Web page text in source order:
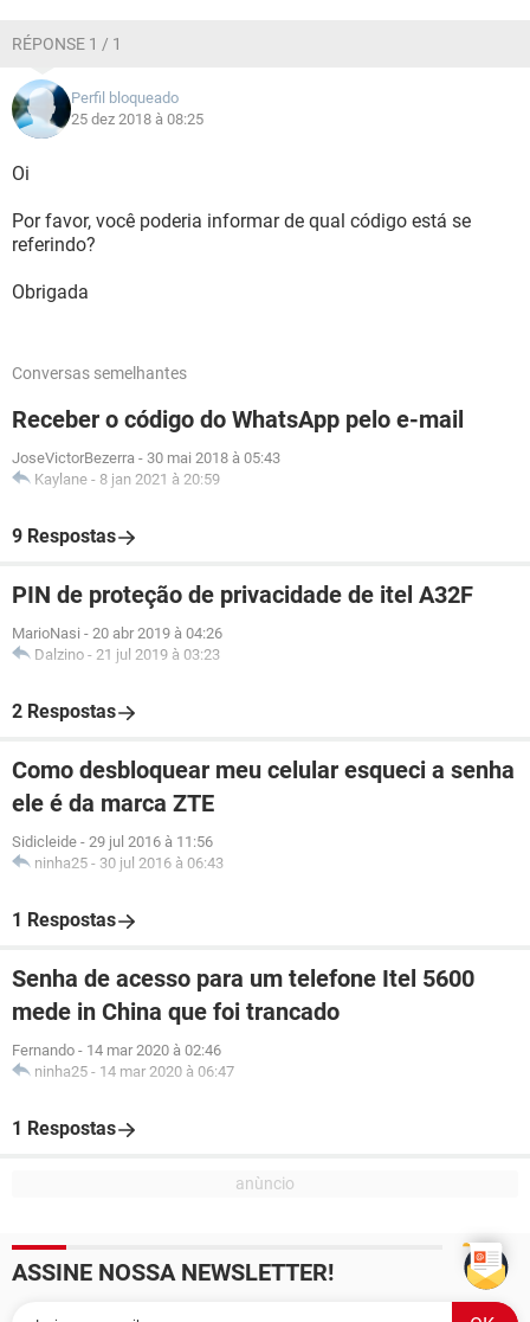
RÉPONSE 1 / 1
Perfil bloqueado
25 dez 2018 à 08:25
Oi
Por favor, você poderia informar de qual código está se
referindo?
Obrigada
Conversas semelhantes
Receber o código do WhatsApp pelo e-mail
JoseVictorBezerra - 30 mai 2018 à 05:43
Kaylane - 8 jan 2021 à 20:59
9 Respostas
PIN de proteção de privacidade de itel A32F
MarioNasi - 20 abr 2019 à 04:26
Dalzino - 21 jul 2019 à 03:23
2 Respostas
Como desbloquear meu celular esqueci a senha
ele é da marca ZTE
Sidicleide - 29 jul 2016 à 11:56
ninha25 - 30 jul 2016 à 06:43
1 Respostas
Senha de acesso para um telefone Itel 5600
mede in China que foi trancado
Fernando - 14 mar 2020 à 02:46
ninha25 - 14 mar 2020 à 06:47
1 Respostas
ASSINE NOSSA NEWSLETTER!